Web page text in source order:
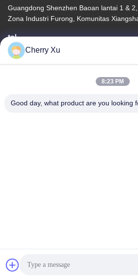
Guangdong Shenzhen Baoan lantai 1 &
Zona Industri Furong, Komunitas
tel
86-0755-27097532-8:30
Cina Kualitas Baik Layanan Pemesinan
Cherry Xu
8:23 PM
Good day, what product are you looking